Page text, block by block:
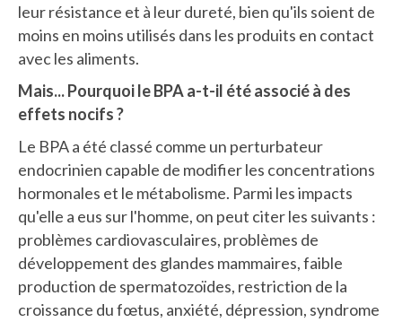
leur résistance et à leur dureté, bien qu'ils soient de
moins en moins utilisés dans les produits en contact
avec les aliments.
Mais... Pourquoi le BPA a-t-il été associé à des
effets nocifs ?
Le BPA a été classé comme un perturbateur
endocrinien capable de modifier les concentrations
hormonales et le métabolisme. Parmi les impacts
qu'elle a eus sur l'homme, on peut citer les suivants :
problèmes cardiovasculaires, problèmes de
développement des glandes mammaires, faible
production de spermatozoïdes, restriction de la
croissance du fœtus, anxiété, dépression, syndrome